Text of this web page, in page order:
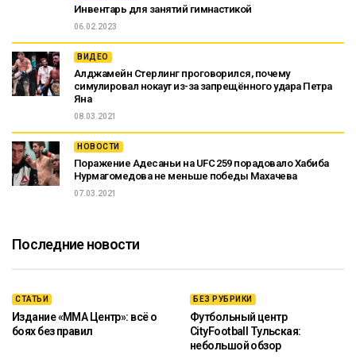
Инвентарь для занятий гимнастикой
06.02.2023
ВИДЕО
Алджамейн Стерлинг проговорился, почему
симулировал нокаут из-за запрещённого удара Петра
Яна
08.03.2021
НОВОСТИ
Поражение Адесаньи на UFC 259 порадовало Хабиба
Нурмагомедова не меньше победы Махачева
07.03.2021
Последние новости
СТАТЬИ
Издание «ММА Центр»: всё о
боях без правил
БЕЗ РУБРИКИ
Футбольный центр
CityFootball Тульская:
небольшой обзор